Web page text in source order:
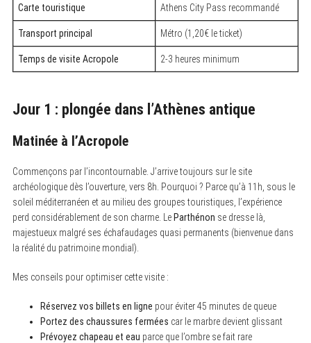
Carte touristique Athens City Pass recommandé
Transport principal Métro (1,20€ le ticket)
Temps de visite Acropole 2-3 heures minimum
Jour 1 : plongée dans l’Athènes antique
Matinée à l’Acropole
Commençons par l’incontournable. J’arrive toujours sur le site
archéologique dès l’ouverture, vers 8h. Pourquoi ? Parce qu’à 11h, sous le
soleil méditerranéen et au milieu des groupes touristiques, l’expérience
perd considérablement de son charme. Le Parthénon se dresse là,
majestueux malgré ses échafaudages quasi permanents (bienvenue dans
la réalité du patrimoine mondial).
Mes conseils pour optimiser cette visite :
Réservez vos billets en ligne pour éviter 45 minutes de queue
Portez des chaussures fermées car le marbre devient glissant
Prévoyez chapeau et eau parce que l’ombre se fait rare